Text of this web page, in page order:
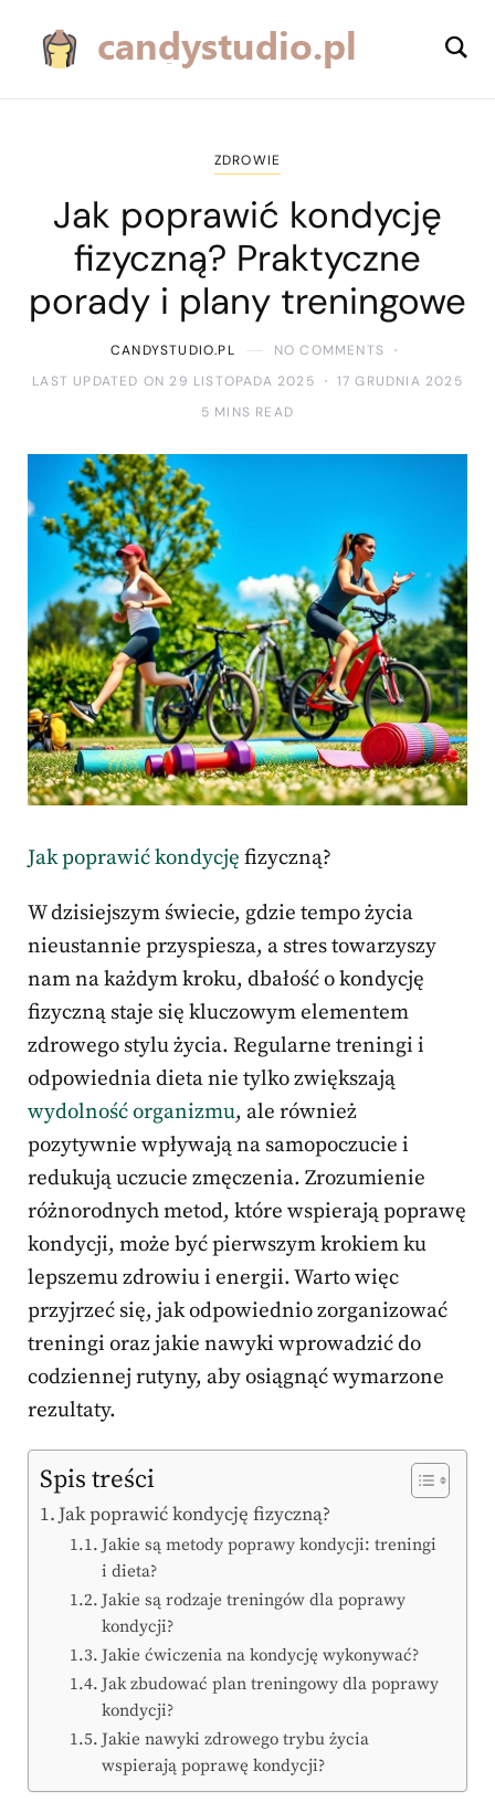
ZDROWIE
Jak poprawić kondycję
fizyczną? Praktyczne
porady i plany treningowe
CANDYSTUDIO.PL
NO COMMENTS
LAST UPDATED ON 29 LISTOPADA 2025
17 GRUDNIA 2025
5 MINS READ
Jak poprawić kondycję fizyczną?
W dzisiejszym świecie, gdzie tempo życia
nieustannie przyspiesza, a stres towarzyszy
nam na każdym kroku, dbałość o kondycję
fizyczną staje się kluczowym elementem
zdrowego stylu życia. Regularne treningi i
odpowiednia dieta nie tylko zwiększają
wydolność organizmu, ale również
pozytywnie wpływają na samopoczucie i
redukują uczucie zmęczenia. Zrozumienie
różnorodnych metod, które wspierają poprawę
kondycji, może być pierwszym krokiem ku
lepszemu zdrowiu i energii. Warto więc
przyjrzeć się, jak odpowiednio zorganizować
treningi oraz jakie nawyki wprowadzić do
codziennej rutyny, aby osiągnąć wymarzone
rezultaty.
Spis treści
Jak poprawić kondycję fizyczną?
Jakie są metody poprawy kondycji: treningi
i dieta?
Jakie są rodzaje treningów dla poprawy
kondycji?
Jakie ćwiczenia na kondycję wykonywać?
Jak zbudować plan treningowy dla poprawy
kondycji?
Jakie nawyki zdrowego trybu życia
wspierają poprawę kondycji?